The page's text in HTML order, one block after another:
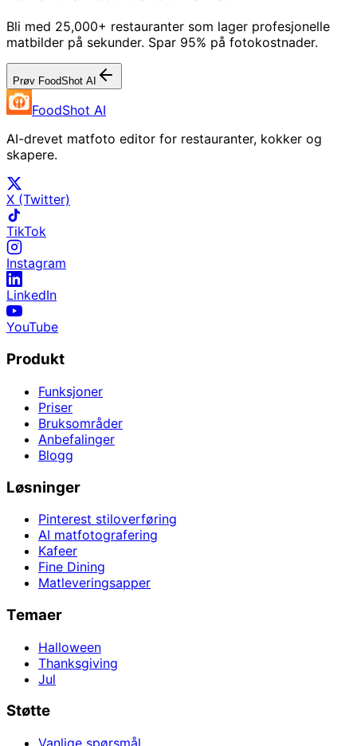
Bli med 25,000+ restauranter som lager profesjonelle
matbilder på sekunder. Spar 95% på fotokostnader.
Prøv FoodShot AI
FoodShot AI
AI-drevet matfoto editor for restauranter, kokker og
skapere.
X (Twitter)
TikTok
Instagram
LinkedIn
YouTube
Produkt
Funksjoner
Priser
Bruksområder
Anbefalinger
Blogg
Løsninger
Pinterest stiloverføring
AI matfotografering
Kafeer
Fine Dining
Matleveringsapper
Temaer
Halloween
Thanksgiving
Jul
Støtte